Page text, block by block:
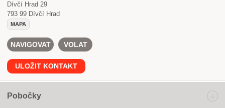
Dívčí Hrad 29
793 99 Dívčí Hrad
MAPA
NAVIGOVAT VOLAT
ULOŽIT KONTAKT
Pobočky